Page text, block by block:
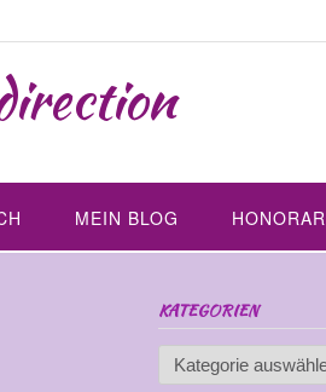
MEIN BLOG HONORAR
KATEGORIEN
Kategorien